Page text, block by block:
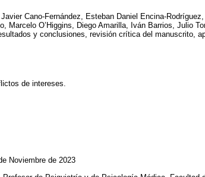
Cano-Fernández, Esteban Daniel Encina-
Marcelo O’Higgins, Diego Amarilla, Iván Barrios, Julio
y conclusiones, revisión crítica del manuscrito,
de intereses.
Noviembre de 2023